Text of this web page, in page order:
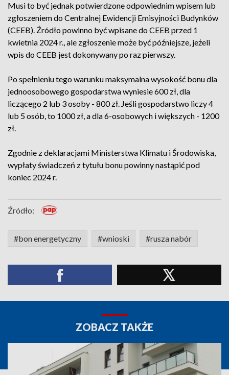
Musi to być jednak potwierdzone odpowiednim wpisem lub
zgłoszeniem do Centralnej Ewidencji Emisyjności Budynków
(CEEB). Źródło powinno być wpisane do CEEB przed 1
kwietnia 2024 r., ale zgłoszenie może być późniejsze, jeżeli
wpis do CEEB jest dokonywany po raz pierwszy.
Po spełnieniu tego warunku maksymalna wysokość bonu dla
jednoosobowego gospodarstwa wyniesie 600 zł, dla
liczącego 2 lub 3 osoby - 800 zł. Jeśli gospodarstwo liczy 4
lub 5 osób, to 1000 zł, a dla 6-osobowych i większych - 1200
zł.
Zgodnie z deklaracjami Ministerstwa Klimatu i Środowiska,
wypłaty świadczeń z tytułu bonu powinny nastąpić pod
koniec 2024 r.
Źródło:
#bon energetyczny #wnioski #rusza nabór
ZOBACZ TAKŻE